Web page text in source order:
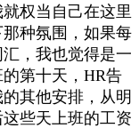
权当自己在这里
种氛围，如果每
，我也觉得是一
第十天，HR告
其他安排，从明
些天上班的工资